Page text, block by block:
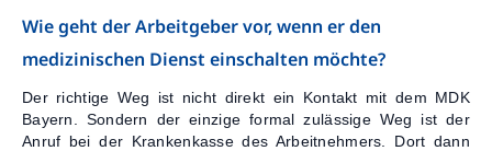
Wie geht der Arbeitgeber vor, wenn er den
medizinischen Dienst einschalten möchte?
Der richtige Weg ist nicht direkt ein Kontakt mit dem MDK
Bayern. Sondern der einzige formal zulässige Weg ist der
Anruf bei der Krankenkasse des Arbeitnehmers. Dort dann